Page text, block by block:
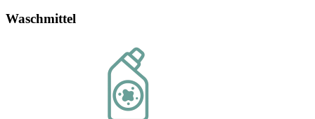
Waschmittel